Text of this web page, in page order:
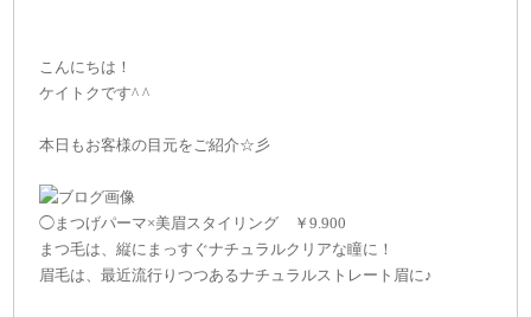
こんにちは！
ケイトクです^ ^
本日もお客様の目元をご紹介☆彡
◯まつげパーマ×美眉スタイリング ￥9.900
まつ毛は、縦にまっすぐナチュラルクリアな瞳に！
眉毛は、最近流行りつつあるナチュラルストレート眉に♪